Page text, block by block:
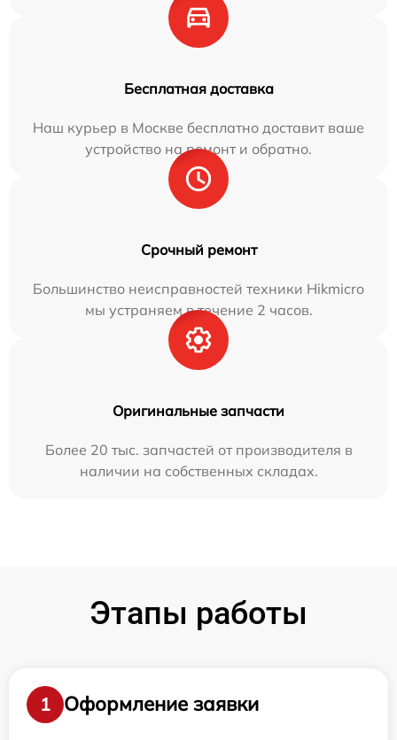
Бесплатная доставка
Наш курьер в Москве бесплатно доставит ваше
устройство на ремонт и обратно.
Срочный ремонт
Большинство неисправностей техники Hikmicro
мы устраняем в течение 2 часов.
Оригинальные запчасти
Более 20 тыс. запчастей от производителя в
наличии на собственных складах.
Этапы работы
1
Оформление заявки